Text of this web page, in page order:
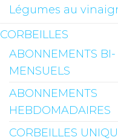
Légumes au
CORBEILLES
ABONNEMENTS BI-
MENSUELS
ABONNEMENTS
HEBDOMADAIRES
CORBEILLES